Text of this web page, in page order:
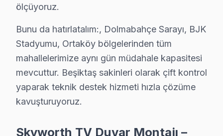
Skyworth OLED ve VA Panel Tamiri: Skyworth'ın
Anakart ve Güç Kartı Onarımı: BGA reballing ve
bu TV Yazılım ve Sistem Desteği: OLED, Smart
» Beşiktaş'e ve çevre mahallelere yerinde servis
Beşiktaş'de Skyworth TV Arıza giderme
Beşiktaş'de Skyworth panel tamiri yaptırmadan önce
ölçüyoruz.
Bunu da hatırlatalım:, Dolmabahçe Sarayı, BJK
Stadyumu, Ortaköy bölgelerinden tüm
mahallelerimize aynı gün müdahale kapasitesi
mevcuttur. Beşiktaş sakinleri olarak çift kontrol
yaparak teknik destek hizmeti hızla çözüme
kavuşturuyoruz.
Skyworth TV Duvar Montajı –